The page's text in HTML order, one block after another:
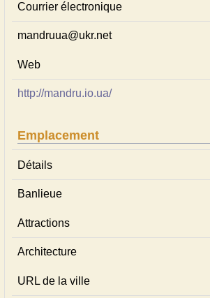
Courrier électronique
mandruua@ukr.net
Web
http://mandru.io.ua/
Emplacement
Détails
Banlieue
Attractions
Architecture
URL de la ville